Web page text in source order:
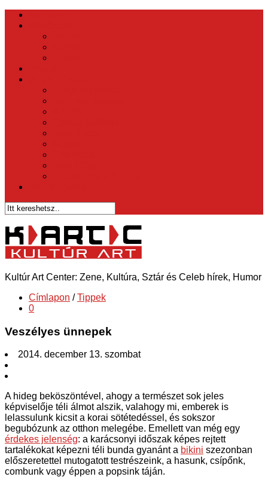
Kultúr Art Center: Zene, Kultúra, Sztár és Celeb hírek, Humor
Címlapon / Tippek
0
Veszélyes ünnepek
2014. december 13. szombat
A hideg beköszöntével, ahogy a természet sok jeles
képviselője téli álmot alszik, valahogy mi, emberek is
lelassulunk kicsit a korai sötétedéssel, és sokszor
begubózunk az otthon melegébe. Emellett van még egy
érdekes jelenség: a karácsonyi időszak képes rejtett
tartalékokat képezni téli bunda gyanánt a bikini szezonban
előszeretettel mutogatott testrészeink, a hasunk, csípőnk,
combunk vagy éppen a popsink táján.